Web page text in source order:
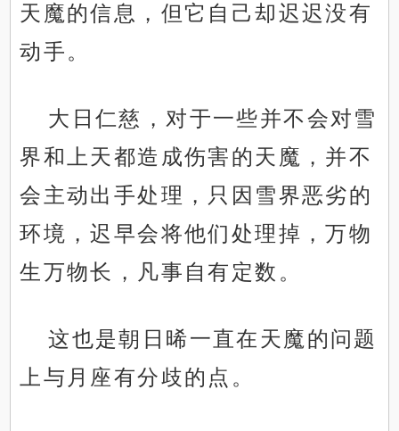
天魔的信息，但它自己却迟迟没有
动手。
大日仁慈，对于一些并不会对雪
界和上天都造成伤害的天魔，并不
会主动出手处理，只因雪界恶劣的
环境，迟早会将他们处理掉，万物
生万物长，凡事自有定数。
这也是朝日晞一直在天魔的问题
上与月座有分歧的点。